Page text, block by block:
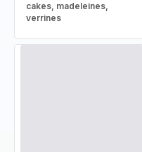
cakes, madeleines,
verrines